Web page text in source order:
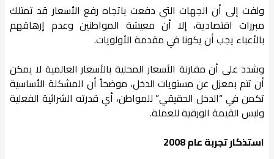
ولفت إلى أن الجهات التي دفعت باتجاه رفع الأسعار قد تمتلك
مبررات اقتصادية، إلا أن معيشة المواطنين وعدم إرهاقهم
بالأعباء يجب أن يكونا في مقدمة الأولويات.
وشدد على أن مقارنة الأسعار المحلية بالأسعار العالمية لا يمكن
أن تتم بمعزل عن مستويات الدخل، موضحاً أن المشكلة الأساسية
تكمن في “الدخل الحقيقي” للمواطن، أي قدرته الشرائية الفعلية
وليس القيمة الورقية للعملة.
استذكار تجربة عام 2008